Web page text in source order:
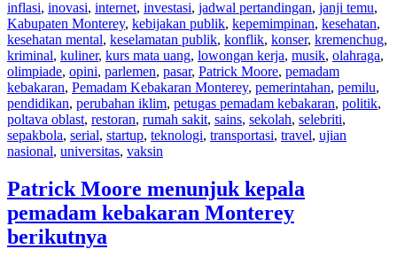
inflasi, inovasi, internet, investasi, jadwal pertandingan, janji temu,
Kabupaten Monterey, kebijakan publik, kepemimpinan, kesehatan,
kesehatan mental, keselamatan publik, konflik, konser, kremenchug,
kriminal, kuliner, kurs mata uang, lowongan kerja, musik, olahraga,
olimpiade, opini, parlemen, pasar, Patrick Moore, pemadam
kebakaran, Pemadam Kebakaran Monterey, pemerintahan, pemilu,
pendidikan, perubahan iklim, petugas pemadam kebakaran, politik,
poltava oblast, restoran, rumah sakit, sains, sekolah, selebriti,
sepakbola, serial, startup, teknologi, transportasi, travel, ujian
nasional, universitas, vaksin
Patrick Moore menunjuk kepala
pemadam kebakaran Monterey
berikutnya